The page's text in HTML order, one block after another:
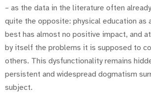
– as the data in the literature often
quite the opposite: physical education as
best has almost no positive impact, and
by itself the problems it is supposed to
others. This dysfunctionality remains
persistent and widespread dogmatism
subject.